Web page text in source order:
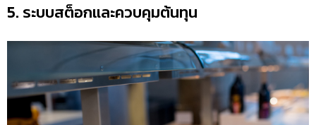
5. ระบบสต็อกและควบคุมต้นทุน